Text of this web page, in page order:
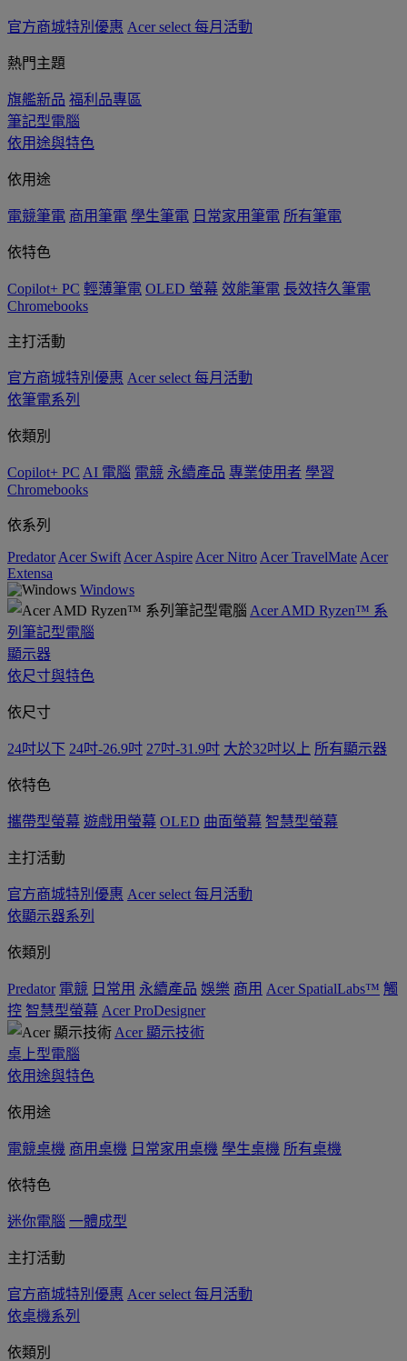
官方商城特別優惠 Acer select 每月活動
熱門主題
旗艦新品 福利品專區
筆記型電腦
依用途與特色
依用途
電競筆電 商用筆電 學生筆電 日常家用筆電 所有筆電
依特色
Copilot+ PC 輕薄筆電 OLED 螢幕 效能筆電 長效持久筆電
Chromebooks
主打活動
官方商城特別優惠 Acer select 每月活動
依筆電系列
依類別
Copilot+ PC AI 電腦 電競 永續產品 專業使用者 學習
Chromebooks
依系列
Predator Acer Swift Acer Aspire Acer Nitro Acer TravelMate Acer
Extensa
Windows
Acer AMD Ryzen™ 系
列筆記型電腦
顯示器
依尺寸與特色
依尺寸
24吋以下 24吋-26.9吋 27吋-31.9吋 大於32吋以上 所有顯示器
依特色
攜帶型螢幕 遊戲用螢幕 OLED 曲面螢幕 智慧型螢幕
主打活動
官方商城特別優惠 Acer select 每月活動
依顯示器系列
依類別
Predator 電競 日常用 永續產品 娛樂 商用 Acer SpatialLabs™ 觸
控 智慧型螢幕 Acer ProDesigner
Acer 顯示技術
桌上型電腦
依用途與特色
依用途
電競桌機 商用桌機 日常家用桌機 學生桌機 所有桌機
依特色
迷你電腦 一體成型
主打活動
官方商城特別優惠 Acer select 每月活動
依桌機系列
依類別